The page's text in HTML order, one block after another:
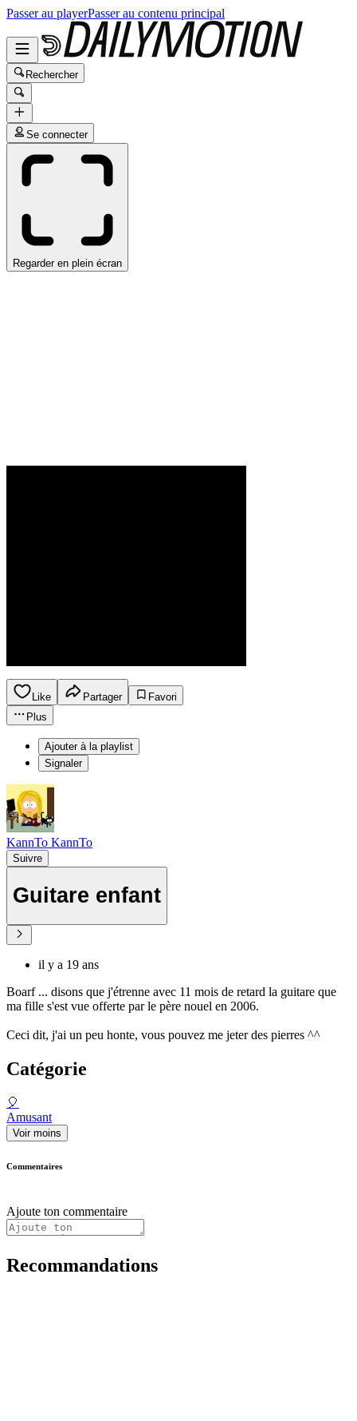
Passer au playerPasser au contenu principal
Rechercher
Se connecter
Regarder en plein écran
Like Partager
Favori
Plus
Ajouter à la playlist
Signaler
KannTo KannTo
Suivre
Guitare enfant
il y a 19 ans
Boarf ... disons que j'étrenne avec 11 mois de retard la guitare que
ma fille s'est vue offerte par le père nouel en 2006.
Ceci dit, j'ai un peu honte, vous pouvez me jeter des pierres ^^
Catégorie
🎈
Amusant
Voir moins
Commentaires
Ajoute ton commentaire
Recommandations